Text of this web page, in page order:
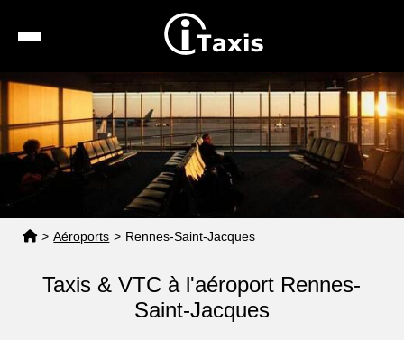
Recherche
Calcul de tarif
Taxis conventionnés
Espace pro
> Aéroports > Rennes-Saint-Jacques
Taxis & VTC à l'aéroport Rennes-
Saint-Jacques